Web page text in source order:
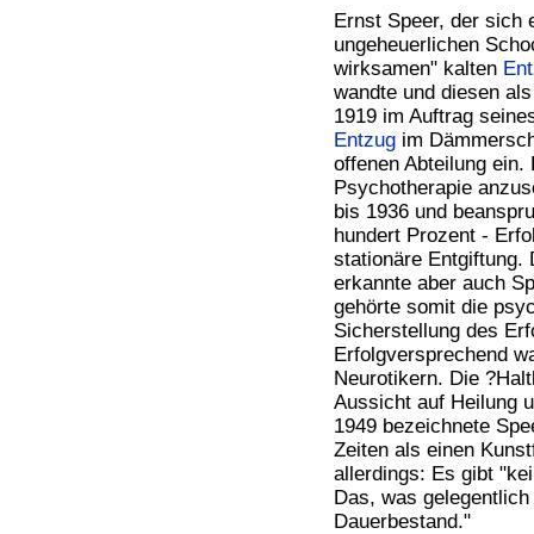
Ernst Speer, der sich
ungeheuerlichen
wirksamen" kalten
wandte und diesen
1919 im Auftrag
Entzug im
offenen Abteilung
Psychotherapie
bis 1936 und
hundert Prozent -
stationäre
erkannte aber auch
gehörte somit die
Sicherstellung des
Erfolgversprechend
Neurotikern. Die
Aussicht auf Heilung
1949 bezeichnete
Zeiten als einen
allerdings: Es gibt
Das, was
Dauerbestand."